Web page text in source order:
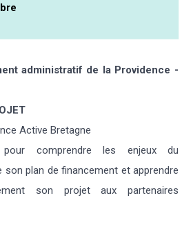
administratif de la Providence -
Active Bretagne
comprendre les enjeux du
plan de financement et apprendre
son projet aux partenaires